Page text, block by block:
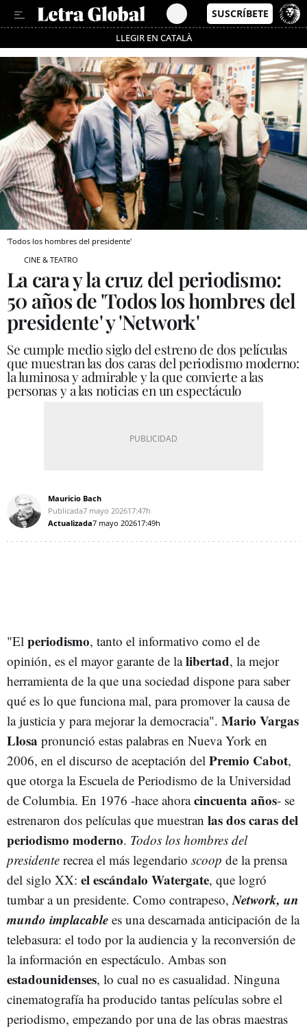
LLEGIR EN CATALÀ
Pásate al MODO AHORRO
'Todos los hombres del presidente'
CINE & TEATRO
La cara y la cruz del periodismo:
50 años de 'Todos los hombres del
presidente' y 'Network'
Se cumple medio siglo del estreno de dos películas
que muestran las dos caras del periodismo moderno:
la luminosa y admirable y la que convierte a las
personas y a las noticias en un espectáculo
Mauricio Bach
Publicada7 mayo 202617:47h
Actualizada7 mayo 202617:49h
"El periodismo, tanto el informativo como el de
opinión, es el mayor garante de lalibertad, la mejor
herramienta de la que una sociedad dispone para saber
qué es lo que funciona mal, para promover la causa de
la justicia y para mejorar la democracia". Mario Vargas
Llosa pronunció estas palabras en Nueva York en
2006, en el discurso de aceptación del Premio Cabot,
que otorga la Escuela de Periodismo de la Universidad
de Columbia. En 1976 -hace ahoracincuenta años- se
estrenaron dos películas que muestran las dos caras del
periodismo moderno. Todos los hombres del
presidente recrea el más legendario scoop de la prensa
del siglo XX: el escándalo Watergate, que logró
tumbar a un presidente. Como contrapeso, Network, un
mundo implacable es una descarnada anticipación de la
telebasura: el todo por la audiencia y la reconversión de
la información en espectáculo. Ambas son
estadounidenses, lo cual no es casualidad. Ninguna
cinematografía ha producido tantas películas sobre el
periodismo, empezando por una de las obras maestras